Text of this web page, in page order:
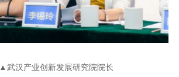
▲武汉产业创新发展研究院院长